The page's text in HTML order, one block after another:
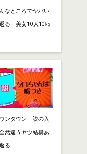
なところでヤバい
る 美女10人10㎏
ンタウン 説の入
然違うヤツ結構あ
る